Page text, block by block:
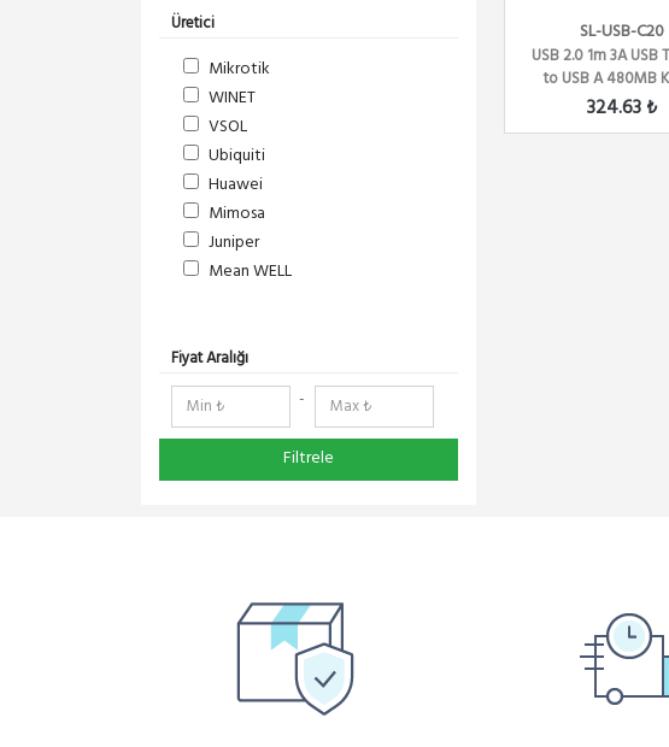
Üretici
Mikrotik
WINET
VSOL
Ubiquiti
Huawei
Mimosa
Juniper
Mean WELL
RedLine
RF Elements
NetElastic
Paessler
Compex
Extralink
Schneider Electric
DMA-SOFT
Fiyat Aralığı
-
Filtrele
SL-USB-C20
USB 2.0 1m 3A USB
to USB A 480MB
324.63 ₺